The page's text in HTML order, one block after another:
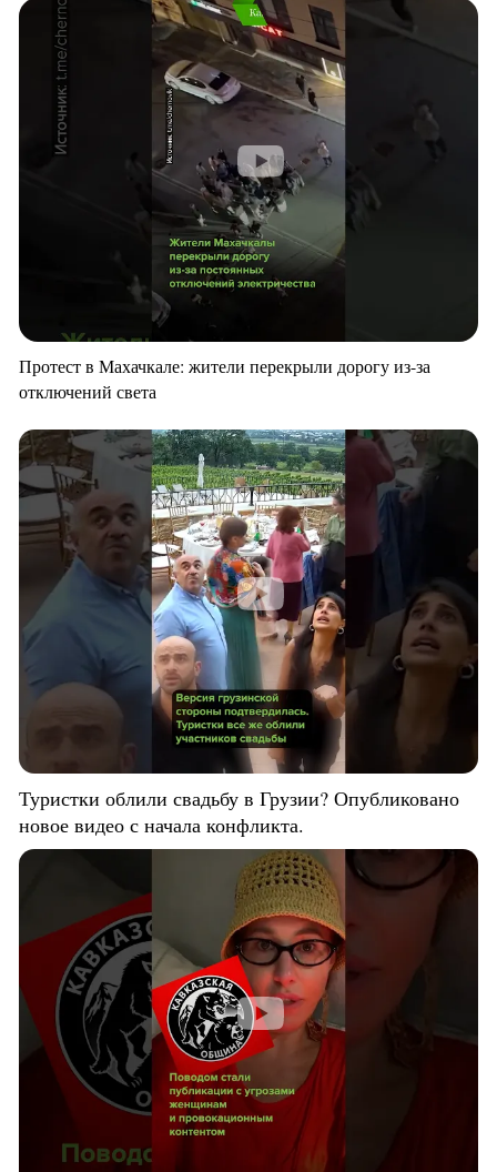
Протест в Махачкале: жители перекрыли дорогу из-за
отключений света
Туристки облили свадьбу в Грузии? Опубликовано
новое видео с начала конфликта.